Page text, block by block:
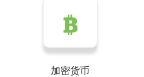
加密货币